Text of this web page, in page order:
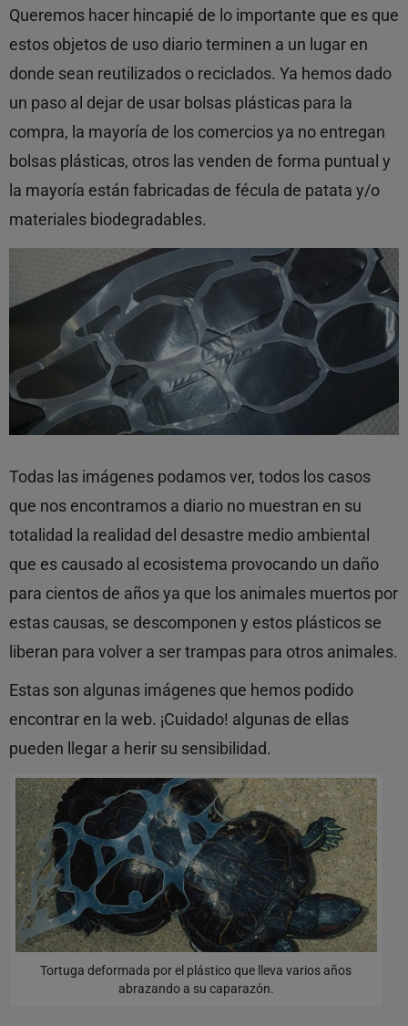
Queremos hacer hincapié de lo importante que es que
estos objetos de uso diario terminen a un lugar en
donde sean reutilizados o reciclados. Ya hemos dado
un paso al dejar de usar bolsas plásticas para la
compra, la mayoría de los comercios ya no entregan
bolsas plásticas, otros las venden de forma puntual y
la mayoría están fabricadas de fécula de patata y/o
materiales biodegradables.
Todas las imágenes podamos ver, todos los casos
que nos encontramos a diario no muestran en su
totalidad la realidad del desastre medio ambiental
que es causado al ecosistema provocando un daño
para cientos de años ya que los animales muertos por
estas causas, se descomponen y estos plásticos se
liberan para volver a ser trampas para otros animales.
Estas son algunas imágenes que hemos podido
encontrar en la web. ¡Cuidado! algunas de ellas
pueden llegar a herir su sensibilidad.
Tortuga deformada por el plástico que lleva varios años
abrazando a su caparazón.